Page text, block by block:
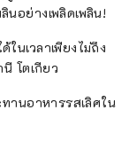
อย่างเพลิดเพลิน!
นเวลาเพียงไม่ถึง
โตเกียว
ทานอาหารรสเลิศใน